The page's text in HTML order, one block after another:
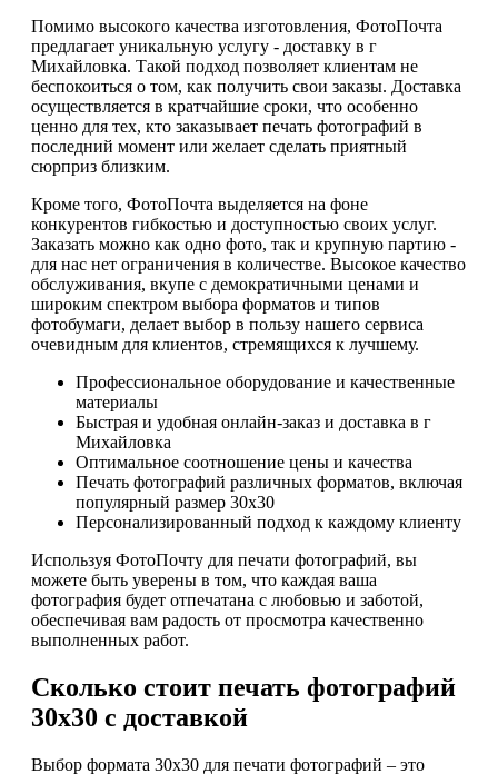
Помимо высокого качества изготовления, ФотоПочта
предлагает уникальную услугу - доставку в г
Михайловка. Такой подход позволяет клиентам не
беспокоиться о том, как получить свои заказы. Доставка
осуществляется в кратчайшие сроки, что особенно
ценно для тех, кто заказывает печать фотографий в
последний момент или желает сделать приятный
сюрприз близким.
Кроме того, ФотоПочта выделяется на фоне
конкурентов гибкостью и доступностью своих услуг.
Заказать можно как одно фото, так и крупную партию -
для нас нет ограничения в количестве. Высокое качество
обслуживания, вкупе с демократичными ценами и
широким спектром выбора форматов и типов
фотобумаги, делает выбор в пользу нашего сервиса
очевидным для клиентов, стремящихся к лучшему.
Профессиональное оборудование и качественные
материалы
Быстрая и удобная онлайн-заказ и доставка в г
Михайловка
Оптимальное соотношение цены и качества
Печать фотографий различных форматов, включая
популярный размер 30х30
Персонализированный подход к каждому клиенту
Используя ФотоПочту для печати фотографий, вы
можете быть уверены в том, что каждая ваша
фотография будет отпечатана с любовью и заботой,
обеспечивая вам радость от просмотра качественно
выполненных работ.
Сколько стоит печать фотографий
30х30 с доставкой
Выбор формата 30х30 для печати фотографий – это